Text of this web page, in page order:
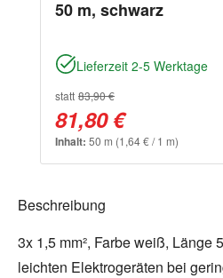
50 m, schwarz
Lieferzeit 2-5 Werktage
statt 83,90 €
81,80 €
Inhalt: 50 m (1,64 € / 1 m)
Beschreibung
3x 1,5 mm², Farbe weiß, Länge
leichten Elektrogeräten bei